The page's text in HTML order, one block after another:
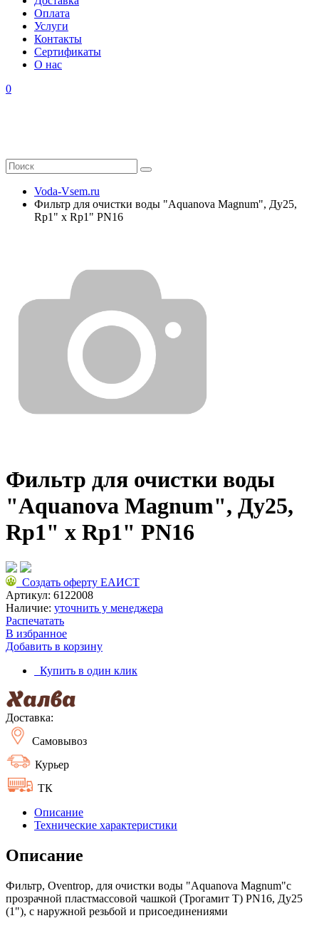
Оплата
Услуги
Контакты
Cертификаты
О нас
0
Voda-Vsem.ru
Фильтр для очистки воды "Aquanova Magnum", Ду25,
Rp1" x Rp1" PN16
Фильтр для очистки воды
"Aquanova Magnum", Ду25,
Rp1" x Rp1" PN16
Создать оферту ЕАИСТ
Артикул: 6122008
Наличие: уточнить у менеджера
Распечатать
В избранное
Добавить в корзину
Купить в один клик
Доставка:
Самовывоз
Курьер
ТК
Описание
Технические характеристики
Описание
Фильтр, Oventrop, для очистки воды "Aquanova Magnum"с
прозрачной пластмассовой чашкой (Трогамит Т) PN16, Ду25
(1"), с наружной резьбой и присоединениями